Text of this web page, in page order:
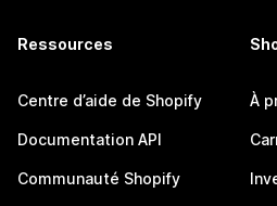
Ressources
Centre d’aide de Shopify
Documentation API
Communauté Shopify
À